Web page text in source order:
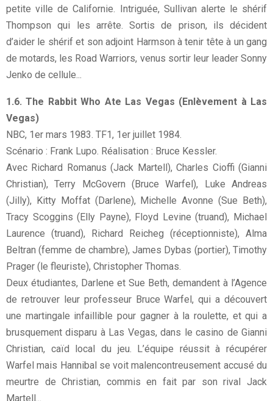
petite ville de Californie. Intriguée, Sullivan alerte le shérif
Thompson qui les arrête. Sortis de prison, ils décident
d’aider le shérif et son adjoint Harmson à tenir tête à un gang
de motards, les Road Warriors, venus sortir leur leader Sonny
Jenko de cellule...
1.6. The Rabbit Who Ate Las Vegas (Enlèvement à Las
Vegas)
NBC, 1er mars 1983. TF1, 1er juillet 1984.
Scénario : Frank Lupo. Réalisation : Bruce Kessler.
Avec Richard Romanus (Jack Martell), Charles Cioffi (Gianni
Christian), Terry McGovern (Bruce Warfel), Luke Andreas
(Jilly), Kitty Moffat (Darlene), Michelle Avonne (Sue Beth),
Tracy Scoggins (Elly Payne), Floyd Levine (truand), Michael
Laurence (truand), Richard Reicheg (réceptionniste), Alma
Beltran (femme de chambre), James Dybas (portier), Timothy
Prager (le fleuriste), Christopher Thomas.
Deux étudiantes, Darlene et Sue Beth, demandent à l’Agence
de retrouver leur professeur Bruce Warfel, qui a découvert
une martingale infaillible pour gagner à la roulette, et qui a
brusquement disparu à Las Vegas, dans le casino de Gianni
Christian, caïd local du jeu. L’équipe réussit à récupérer
Warfel mais Hannibal se voit malencontreusement accusé du
meurtre de Christian, commis en fait par son rival Jack
Martell...